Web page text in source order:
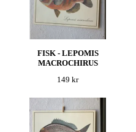
FISK - LEPOMIS
MACROCHIRUS
149 kr